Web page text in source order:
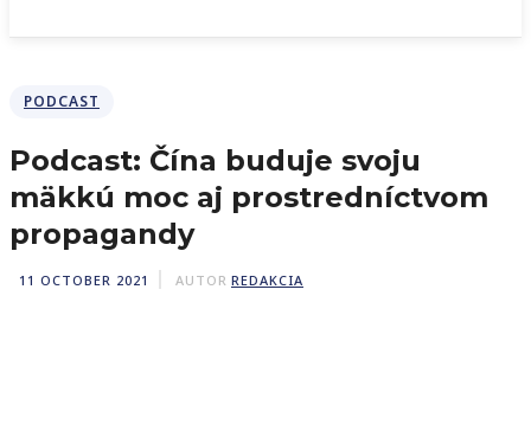
PODCAST
Podcast: Čína buduje svoju
mäkkú moc aj prostredníctvom
propagandy
11 OCTOBER 2021 AUTOR REDAKCIA